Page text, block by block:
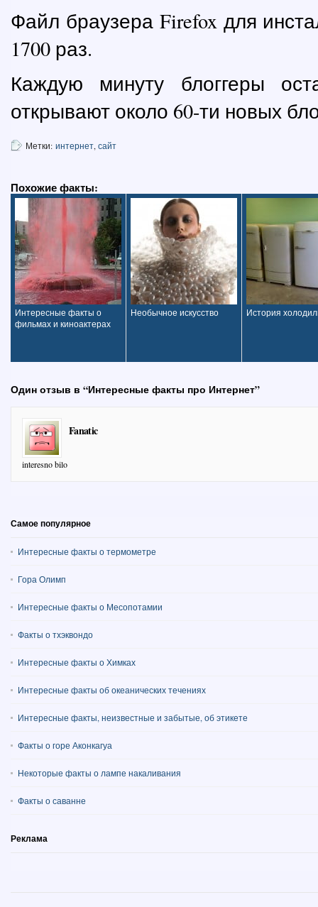
Файл браузера Firefox для
1700 раз.
Каждую минуту блоггеры
открывают около 60-ти новых
Метки: интернет, сайт
Похожие факты:
Интересные факты о
фильмах и киноактерах
Необычное искусство История
Один отзыв в “Интересные факты про Интернет”
Fanatic
interesno bilo
Самое популярное
Интересные факты о термометре
Гора Олимп
Интересные факты о Месопотамии
Факты о тхэквондо
Интересные факты о Химках
Интересные факты об океанических течениях
Интересные факты, неизвестные и забытые, об этикете
Факты о горе Аконкагуа
Некоторые факты о лампе накаливания
Факты о саванне
Реклама